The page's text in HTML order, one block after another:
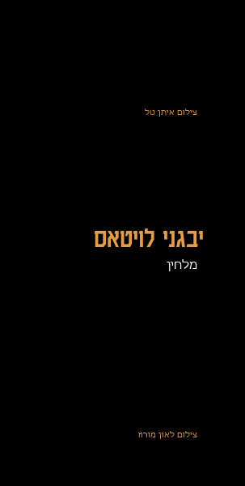
צילום איתן טל
יבגני לויטאס
מלחין
צילום לאון מורוז